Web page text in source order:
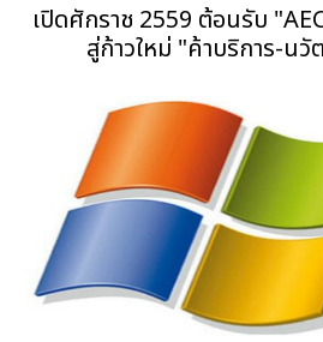
เปิดศักราช 2559 ต้อนรับ
สู่ก้าวใหม่ "ค้าบริการ-นวั